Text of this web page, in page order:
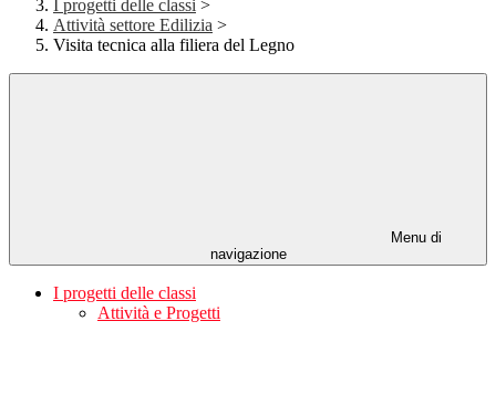
I progetti delle classi >
Attività settore Edilizia >
Visita tecnica alla filiera del Legno
Menu di
navigazione
I progetti delle classi
Attività e Progetti